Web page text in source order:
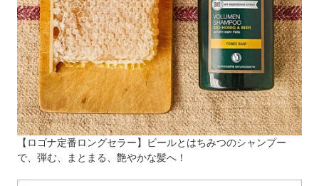
【ロゴナ定番ロングセラー】ビールとはちみつのシャンプー
で、弾む、まとまる、艶やかな髪へ！